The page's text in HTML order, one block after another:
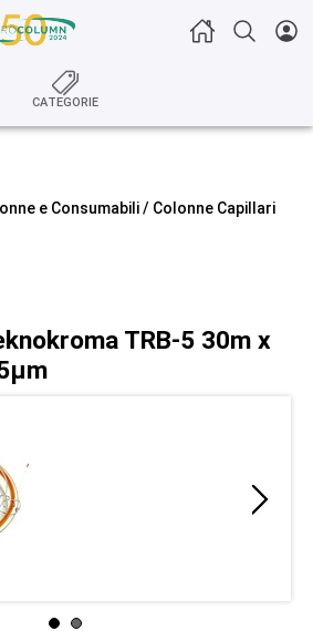
CATEGORIE
e Consumabili/ Colonne Capillari
TRB-5 30m x